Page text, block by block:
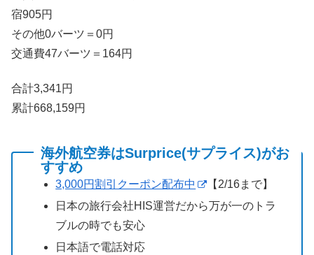
宿905円
その他0バーツ＝0円
交通費47バーツ＝164円
合計3,341円
累計668,159円
海外航空券はSurprice(サプライス)がお
すすめ
3,000円割引クーポン配布中
【2/16まで】
日本の旅行会社HIS運営だから万が一のトラ
ブルの時でも安心
日本語で電話対応